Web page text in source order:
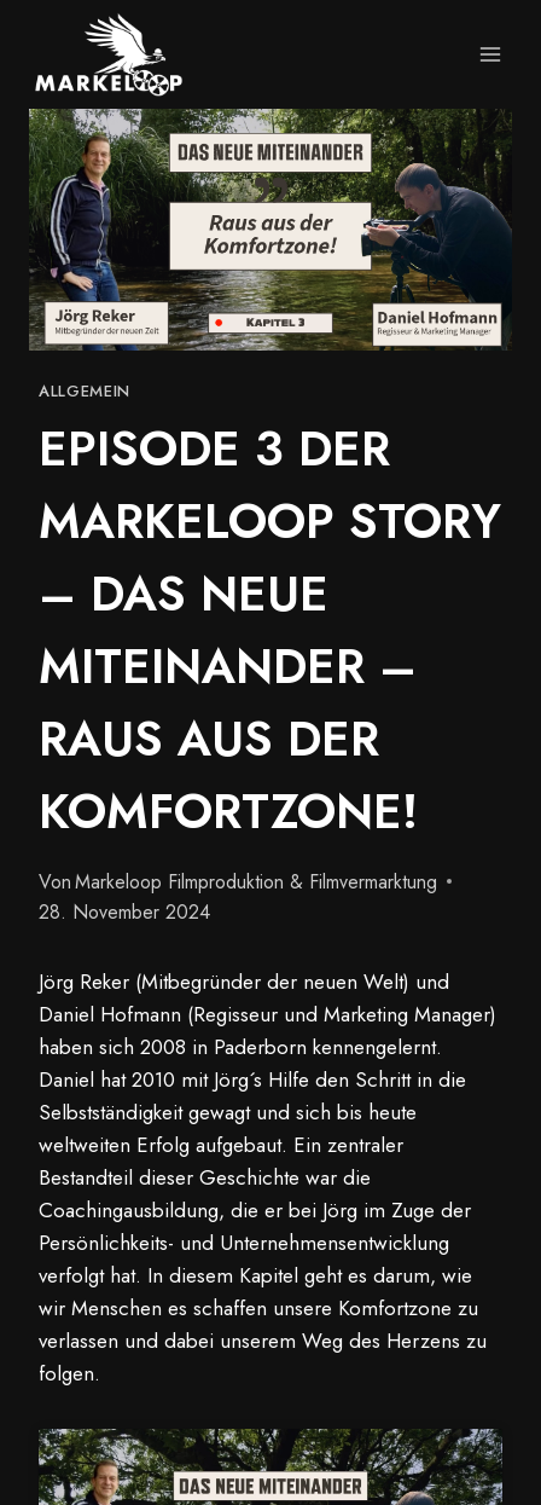
springen
ALLGEMEIN
EPISODE 3 DER
MARKELOOP STORY
– DAS NEUE
MITEINANDER –
RAUS AUS DER
KOMFORTZONE!
VonMarkeloop Filmproduktion & Filmvermarktung
28. November 2024
Jörg Reker (Mitbegründer der neuen Welt) und
Daniel Hofmann (Regisseur und Marketing Manager)
haben sich 2008 in Paderborn kennengelernt.
Daniel hat 2010 mit Jörg´s Hilfe den Schritt in die
Selbstständigkeit gewagt und sich bis heute
weltweiten Erfolg aufgebaut. Ein zentraler
Bestandteil dieser Geschichte war die
Coachingausbildung, die er bei Jörg im Zuge der
Persönlichkeits- und Unternehmensentwicklung
verfolgt hat. In diesem Kapitel geht es darum, wie
wir Menschen es schaffen unsere Komfortzone zu
verlassen und dabei unserem Weg des Herzens zu
folgen.